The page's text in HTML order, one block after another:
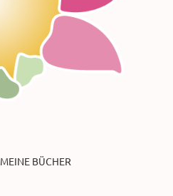
MEINE BÜCHER